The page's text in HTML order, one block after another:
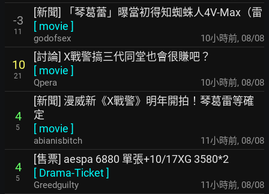
-3
11
[新聞] 「琴葛蕾」曝當初得知蜘蛛人4V-Max（雷
[ movie ]
godofsex 10小時前, 08/08
10
21
[討論] X戰警搞三代同堂也會很賺吧？
[ movie ]
Qpera 10小時前, 08/08
4
5
[新聞] 漫威新《X戰警》明年開拍！琴葛雷等確
定
[ movie ]
abianisbitch 11小時前, 08/08
4
5
[售票] aespa 6880 單張+10/17XG 3580*2
[ Drama-Ticket]
Greedguilty 11小時前, 08/08